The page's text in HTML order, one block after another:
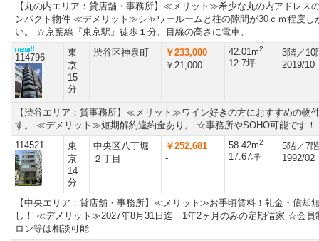
【丸の内エリア：貸店舗・事務所】≪メリット≫希少な丸の内アドレス
ンパクト物件 ≪デメリット≫シャワールームと柱の隙間が30ｃｍ程度し
い。 ☆京葉線『東京駅』徒歩１分、目線の高さに電車。
114796
東
京
15
分
渋谷区神泉町
￥233,000
￥21,000
42.01m2
12.7坪
3階／10
2019/10
【渋谷エリア：貸事務所】≪メリット≫ワイン好きの方におすすめの物
す。 ≪デメリット≫短期解約違約金あり。 ☆事務所やSOHO可能です！
114521
東
京
14
分
中央区八丁堀
２丁目
￥252,681
-
58.42m2
17.67坪
5階／7
1992/02
【中央エリア：貸店舗・事務所】≪メリット≫お手頃賃料！礼金・償却
し！ ≪デメリット≫2027年8月31日迄 1年2ヶ月のみの定期借家 ☆会員
ロン等は相談可能